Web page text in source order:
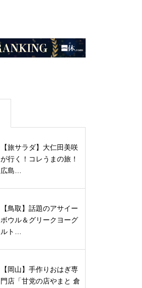
【旅サラダ】大仁田美咲
が行く！コレうまの旅！
広島…
【鳥取】話題のアサイー
ボウル＆グリークヨーグ
ルト…
【岡山】手作りおはぎ専
門店「甘党の店やまと 倉